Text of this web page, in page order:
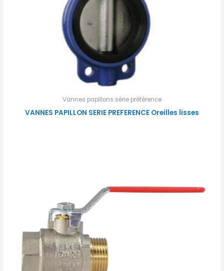
Vannes papillons série préférence
VANNES PAPILLON SERIE PREFERENCE Oreilles lisses